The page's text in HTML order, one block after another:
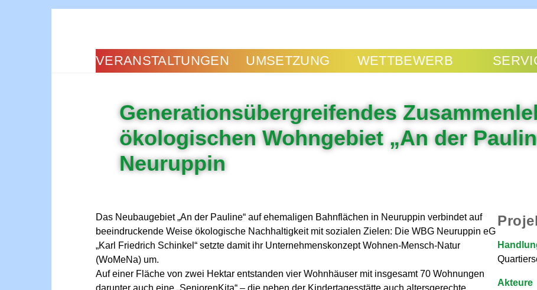
VERANSTALTUNGEN UMSETZUNG WETTBEWERB
Generationsübergreifendes
ökologischen Wohngebiet „An der
Neuruppin
Das Neubaugebiet „An der Pauline“ auf ehemaligen Bahnflächen in Neuruppin verbindet auf
beeindruckende Weise ökologische Nachhaltigkeit mit sozialen Zielen: Die WBG Neuruppin eG
„Karl Friedrich Schinkel“ setzte damit ihr Unternehmenskonzept Wohnen-Mensch-Natur
(WoMeNa) um.
Auf einer Fläche von zwei Hektar entstanden vier Wohnhäuser mit insgesamt 70 Wohnungen
darunter auch eine „SeniorenKita“ – die neben der Kindertagesstätte auch altersgerechte
Akteure